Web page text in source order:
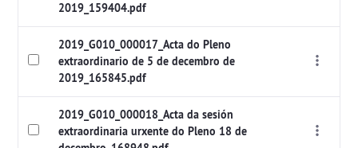
2019_159404.pdf
2019_G010_000017_Acta do Pleno
extraordinario de 5 de decembro de
2019_165845.pdf
2019_G010_000018_Acta da sesión
extraordinaria urxente do Pleno 18 de